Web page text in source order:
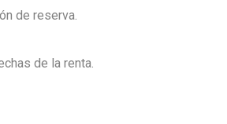
de reserva.
de la renta.